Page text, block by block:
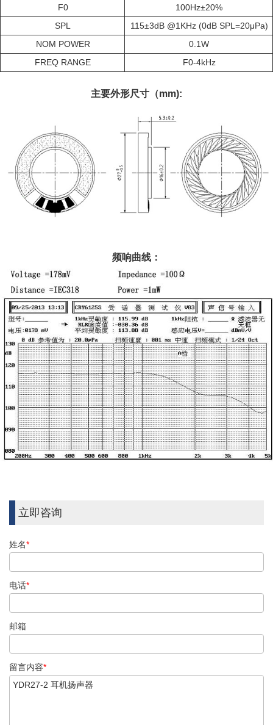
F0
100Hz±20%
SPL
115±3dB @1KHz (0dB SPL=20μPa)
NOM POWER
0.1W
FREQ RANGE
F0-4kHz
主要外形尺寸（mm):
频响曲线：
立即咨询
姓名*
电话*
邮箱
留言内容*